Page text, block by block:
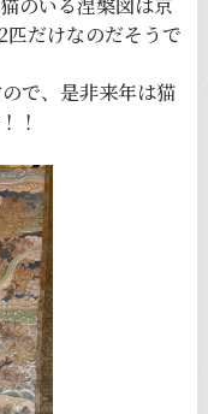
のいる涅槃図は京
だけなのだそうで
で、是非来年は猫
！